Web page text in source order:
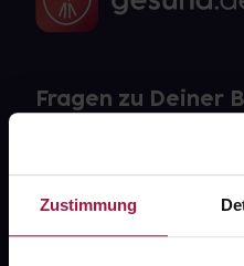
Zustimmung
Fragen zu Deiner
FAQ